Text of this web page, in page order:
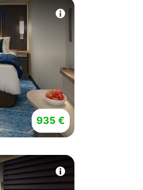
935 €